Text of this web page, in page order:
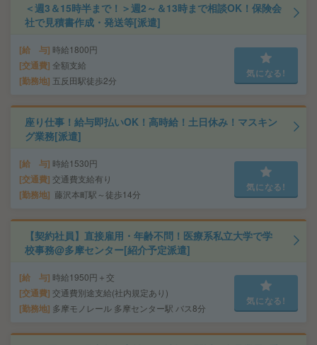
＜週3＆15時半まで！＞週2～＆13時まで相談OK！保険会
社で見積書作成・発送等[派遣]
給 与 時給1800円
交通費 全額支給
勤務地 五反田駅徒歩2分
気になる!
座り仕事！給与即払いOK！高時給！土日休み！マスキン
グ業務[派遣]
給 与 時給1530円
交通費 交通費支給有り
勤務地 藤沢本町駅～徒歩14分
気になる!
【契約社員】直接雇用・年齢不問！医療系私立大学で学
校事務@多摩センター[紹介予定派遣]
給 与 時給1950円＋交
交通費 交通費別途支給(社内規定あり)
勤務地 多摩モノレール 多摩センター駅 バス8分
気になる!